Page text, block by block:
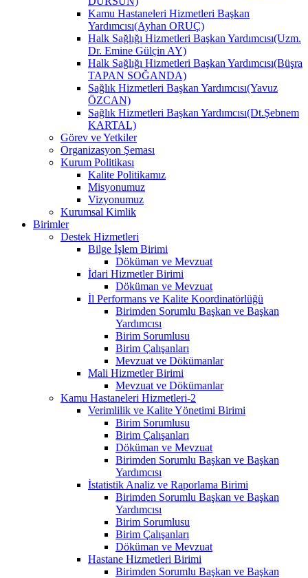
Kamu Hastaneleri Hizmetleri Başkan
Yardımcısı(Ayhan ORUÇ)
Halk Sağlığı Hizmetleri Başkan Yardımcısı(Uzm.
Dr. Emine Gülçin AY)
Halk Sağlığı Hizmetleri Başkan Yardımcısı(Büşra
TAPAN SOĞANDA)
Sağlık Hizmetleri Başkan Yardımcısı(Yavuz
ÖZCAN)
Sağlık Hizmetleri Başkan Yardımcısı(Dt.Şebnem
KARTAL)
Görev ve Yetkiler
Organizasyon Şeması
Kurum Politikası
Kalite Politikamız
Misyonumuz
Vizyonumuz
Kurumsal Kimlik
Birimler
Destek Hizmetleri
Bilge İşlem Birimi
Döküman ve Mevzuat
İdari Hizmetler Birimi
Döküman ve Mevzuat
İl Performans ve Kalite Koordinatörlüğü
Birimden Sorumlu Başkan ve Başkan
Yardımcısı
Birim Sorumlusu
Birim Çalışanları
Mevzuat ve Dökümanlar
Mali Hizmetler Birimi
Mevzuat ve Dökümanlar
Kamu Hastaneleri Hizmetleri-2
Verimlilik ve Kalite Yönetimi Birimi
Birim Sorumlusu
Birim Çalışanları
Döküman ve Mevzuat
Birimden Sorumlu Başkan ve Başkan
Yardımcısı
İstatistik Analiz ve Raporlama Birimi
Birimden Sorumlu Başkan ve Başkan
Yardımcısı
Birim Sorumlusu
Birim Çalışanları
Döküman ve Mevzuat
Hastane Hizmetleri Birimi
Birimden Sorumlu Başkan ve Başkan